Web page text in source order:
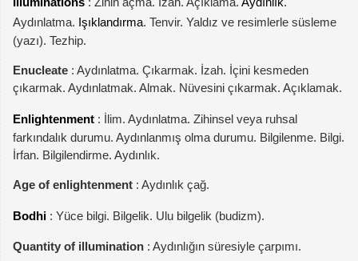
Aydınlatma. Işıklandırma. Tenvir. Yaldız ve resimlerle süsleme
(yazı). Tezhip.
Enucleate : Aydınlatma. Çıkarmak. İzah. İçini kesmeden
çıkarmak. Aydınlatmak. Almak. Nüvesini çıkarmak. Açıklamak.
Enlightenment : İlim. Aydınlatma. Zihinsel veya ruhsal
farkındalık durumu. Aydınlanmış olma durumu. Bilgilenme. Bilgi.
İrfan. Bilgilendirme. Aydınlık.
Age of enlightenment : Aydınlık çağ.
Bodhi : Yüce bilgi. Bilgelik. Ulu bilgelik (budizm).
Quantity of illumination : Aydınlığın süresiyle çarpımı.